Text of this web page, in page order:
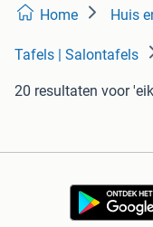
Home Huis
Tafels | Salontafels
20 resultaten voor